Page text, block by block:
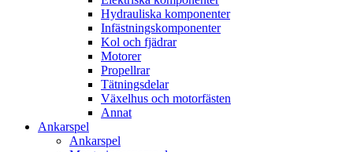
Hydrauliska komponenter
Infästningskomponenter
Kol och fjädrar
Motorer
Propellrar
Tätningsdelar
Växelhus och motorfästen
Annat
Ankarspel
Ankarspel